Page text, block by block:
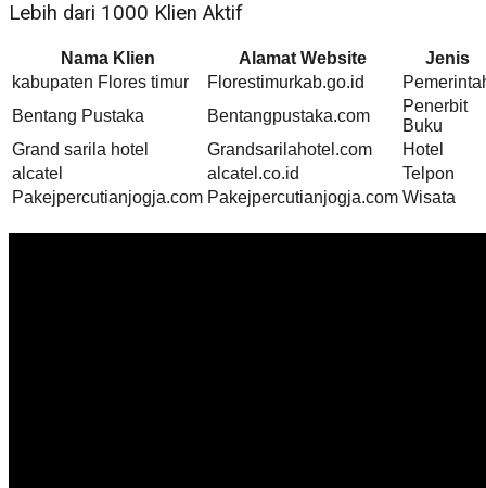
Lebih dari 1000 Klien Aktif
Nama Klien Alamat Website
Jenis
kabupaten Flores timur
Florestimurkab.go.id
Bentang Pustaka
Bentangpustaka.com
Penerbit
Buku
Grand sarila hotel
Grandsarilahotel.com
Hotel
alcatel
alcatel.co.id
Telpon
Pakejpercutianjogja.com Pakejpercutianjogja.com Wisata